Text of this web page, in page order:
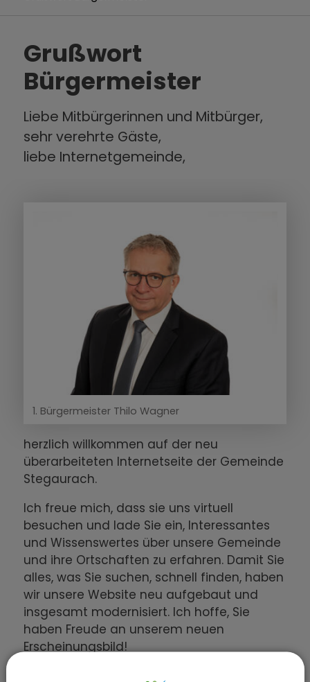
Grußwort
Bürgermeister
Liebe Mitbürgerinnen und Mitbürger,
sehr verehrte Gäste,
liebe Internetgemeinde,
1. Bürgermeister Thilo Wagner
herzlich willkommen auf der neu
überarbeiteten Internetseite der Gemeinde
Stegaurach.
Ich freue mich, dass sie uns virtuell
besuchen und lade Sie ein, Interessantes
und Wissenswertes über unsere Gemeinde
und ihre Ortschaften zu erfahren. Damit Sie
alles, was Sie suchen, schnell finden, haben
wir unsere Website neu aufgebaut und
insgesamt modernisiert. Ich hoffe, Sie
haben Freude an unserem neuen
Erscheinungsbild!